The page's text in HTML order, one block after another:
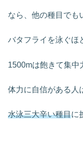
なら、他の種目でも
バタフライを泳ぐほ
1500mは飽きて集中
体力に自信がある人
水泳三大辛い種目に